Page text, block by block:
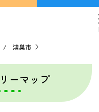
/ 鴻巣市
ーマップ